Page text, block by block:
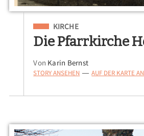
Eingeordnet unter
KIRCHE
Die Pfarrkirche
Von Karin Bernst
STORY ANSEHEN — AUF DER KARTE